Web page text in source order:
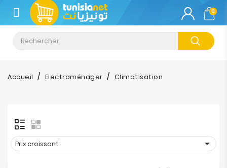
CATÉGORIE
Climatisation
Informatique
Tablette
Impression
0
Accueil Electroménager Climatisation
Prix croissant 